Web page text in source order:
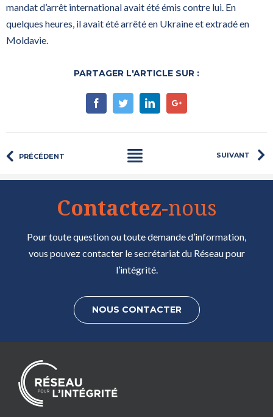
mandat d’arrêt international avait été émis contre lui. En
quelques heures, il avait été arrêté en Ukraine et extradé en
Moldavie.
PARTAGER L'ARTICLE SUR :
FacebookTwitterLinkedinGoogle+
PRÉCÉDENT SUIVANT
Contactez-nous
Pour toute question ou toute demande d’information,
vous pouvez contacter le secrétariat du Réseau pour
l’intégrité.
NOUS CONTACTER